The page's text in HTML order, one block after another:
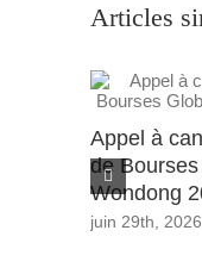
Articles
Appel à
de
Wondong
juin 29th, 2026